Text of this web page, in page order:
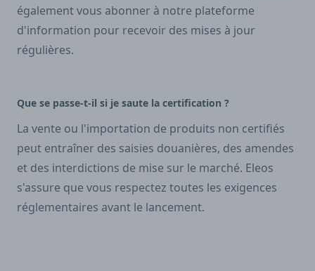
également vous abonner à notre plateforme
d'information pour recevoir des mises à jour
régulières.
Que se passe-t-il si je saute la certification ?
La vente ou l'importation de produits non certifiés
peut entraîner des saisies douanières, des amendes
et des interdictions de mise sur le marché. Eleos
s'assure que vous respectez toutes les exigences
réglementaires avant le lancement.